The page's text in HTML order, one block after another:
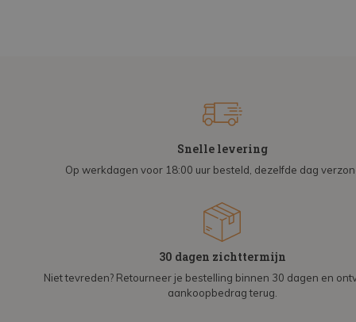
Snelle levering
Op werkdagen voor 18:00 uur besteld, dezelfde dag
30 dagen zichttermijn
Niet tevreden? Retourneer je bestelling binnen 30 dagen en
aankoopbedrag terug.